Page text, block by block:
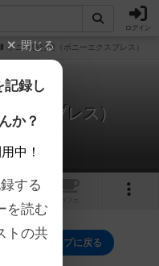
ログイン
ポニー急行便（ポニーエクスプレス）
クスプレス）
レス）のトップに戻る
閉じる
記録し
か？
中！
する
を読む
トの共